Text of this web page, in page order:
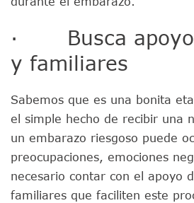
· Busca apoyo
y familiares
Sabemos que es una bonita
el simple hecho de recibir una
un embarazo riesgoso puede
preocupaciones, emociones
necesario contar con el apoyo
familiares que faciliten este